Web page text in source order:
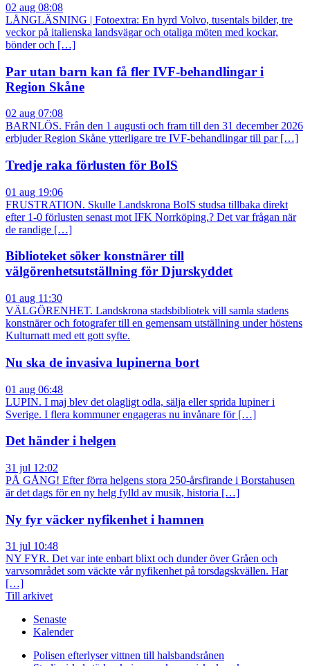
02 aug 08:08
LÅNGLÄSNING | Fotoextra: En hyrd Volvo, tusentals bilder, tre
veckor på italienska landsvägar och otaliga möten med kockar,
bönder och […]
Par utan barn kan få fler IVF-behandlingar i
Region Skåne
02 aug 07:08
BARNLÖS. Från den 1 augusti och fram till den 31 december 2026
erbjuder Region Skåne ytterligare tre IVF-behandlingar till par […]
Tredje raka förlusten för BoIS
01 aug 19:06
FRUSTRATION. Skulle Landskrona BoIS studsa tillbaka direkt
efter 1-0 förlusten senast mot IFK Norrköping.? Det var frågan när
de randige […]
Biblioteket söker konstnärer till
välgörenhetsutställning för Djurskyddet
01 aug 11:30
VÄLGÖRENHET. Landskrona stadsbibliotek vill samla stadens
konstnärer och fotografer till en gemensam utställning under höstens
Kulturnatt med ett gott syfte.
Nu ska de invasiva lupinerna bort
01 aug 06:48
LUPIN. I maj blev det olagligt odla, sälja eller sprida lupiner i
Sverige. I flera kommuner engageras nu invånare för […]
Det händer i helgen
31 jul 12:02
PÅ GÅNG! Efter förra helgens stora 250-årsfirande i Borstahusen
är det dags för en ny helg fylld av musik, historia […]
Ny fyr väcker nyfikenhet i hamnen
31 jul 10:48
NY FYR. Det var inte enbart blixt och dunder över Gråen och
varvsområdet som väckte vår nyfikenhet på torsdagskvällen. Har
[…]
Till arkivet
Senaste
Kalender
Polisen efterlyser vittnen till halsbandsrånen